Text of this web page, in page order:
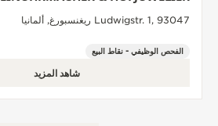
Ludwigstr. 1, 93047 ريغنسبورغ, ألمانيا
الفحص الوظيفي - نقاط البيع
شاهد المزيد